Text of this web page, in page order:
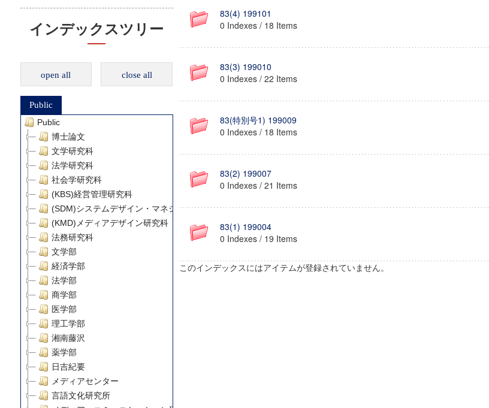
インデックスツリー
open all close all
Public
Public
博士論文
文学研究科
法学研究科
社会学研究科
(KBS)経営管理研究科
(SDM)システムデザイン・マネジメント研究科
(KMD)メディアデザイン研究科
法務研究科
文学部
経済学部
法学部
商学部
医学部
理工学部
湘南藤沢
薬学部
日吉紀要
メディアセンター
言語文化研究所
83(4) 199101
0 Indexes / 18 Items
83(3) 199010
0 Indexes / 22 Items
83(特別号1) 199009
0 Indexes / 18 Items
83(2) 199007
0 Indexes / 21 Items
83(1) 199004
0 Indexes / 19 Items
このインデックスにはアイテムが登録されていません。